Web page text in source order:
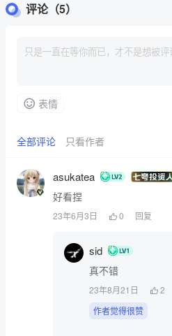
评论（5）
表情
全部评论 只看作者
asukatea
好看捏
23年6月3日 0 回复
sid
真不错
23年8月21日 2
作者觉得很赞